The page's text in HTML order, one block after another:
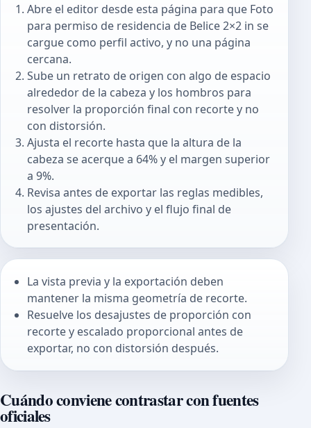
Abre el editor desde esta página para que Foto
para permiso de residencia de Belice 2×2 in se
cargue como perfil activo, y no una página
cercana.
Sube un retrato de origen con algo de espacio
alrededor de la cabeza y los hombros para
resolver la proporción final con recorte y no
con distorsión.
Ajusta el recorte hasta que la altura de la
cabeza se acerque a 64% y el margen superior
a 9%.
Revisa antes de exportar las reglas medibles,
los ajustes del archivo y el flujo final de
presentación.
La vista previa y la exportación deben
mantener la misma geometría de recorte.
Resuelve los desajustes de proporción con
recorte y escalado proporcional antes de
exportar, no con distorsión después.
Cuándo conviene contrastar con fuentes
oficiales